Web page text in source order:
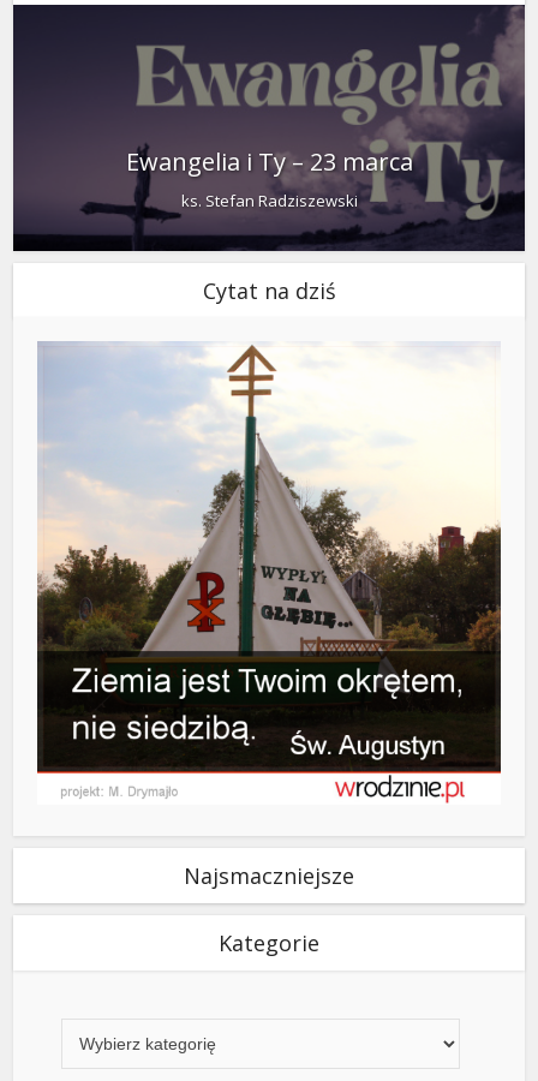
Ewangelia i Ty – 23 marca
ks. Stefan Radziszewski
Cytat na dziś
Najsmaczniejsze
Kategorie